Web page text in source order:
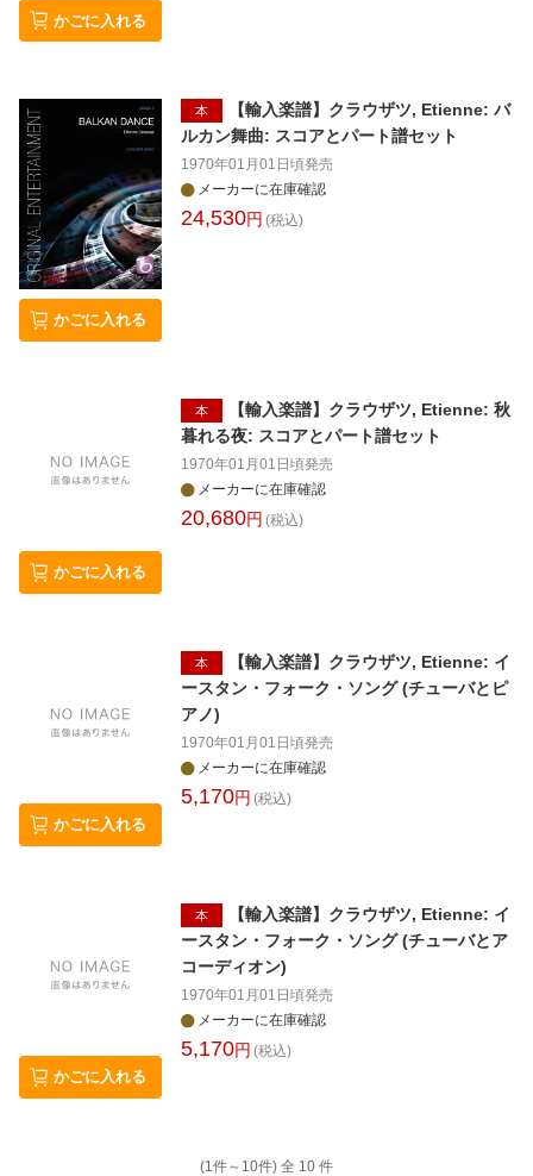
かごに入れる
かごに入れる
本
【輸入楽譜】クラウザツ, Etienne: バ
ルカン舞曲: スコアとパート譜セット
1970年01月01日頃発売
メーカーに在庫確認
24,530円 (税込)
かごに入れる
本
【輸入楽譜】クラウザツ, Etienne: 秋
暮れる夜: スコアとパート譜セット
1970年01月01日頃発売
メーカーに在庫確認
20,680円 (税込)
かごに入れる
本
【輸入楽譜】クラウザツ, Etienne: イ
ースタン・フォーク・ソング (チューバとピ
アノ)
1970年01月01日頃発売
メーカーに在庫確認
5,170円 (税込)
かごに入れる
本
【輸入楽譜】クラウザツ, Etienne: イ
ースタン・フォーク・ソング (チューバとア
コーディオン)
1970年01月01日頃発売
メーカーに在庫確認
5,170円 (税込)
(1件～ 10件) 全 10 件